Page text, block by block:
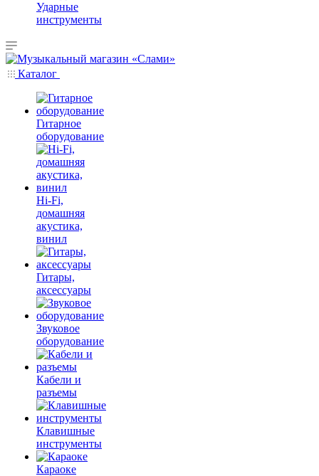
Ударные
инструменты
Каталог
Гитарное
оборудование
Hi-Fi,
домашняя
акустика,
винил
Гитары,
аксессуары
Звуковое
оборудование
Кабели и
разъемы
Клавишные
инструменты
Караоке